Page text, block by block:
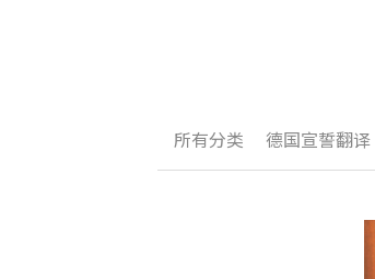
所有分类 德国宣誓翻译